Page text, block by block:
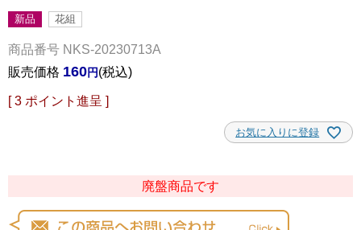
新品 花組
商品番号 NKS-20230713A
販売価格 160 税込
[ 3 ポイント進呈 ]
お気に入りに登録
廃盤商品です